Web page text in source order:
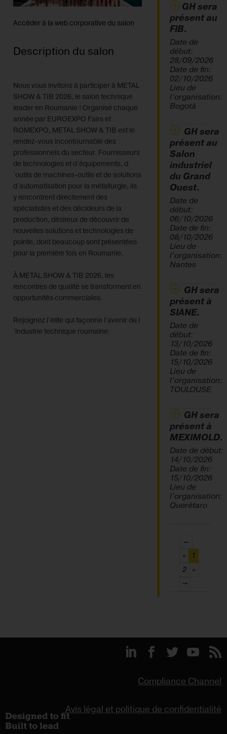
Accéder à la web corporative du salon
Description du salon
Nous vous invitons à participer à METAL
SHOW & TIB 2026, le salon technique
leader en Roumanie ! Organisé chaque
année par EUROEXPO Fairs et
ROMEXPO, METAL SHOW & TIB est le
rendez-vous incontournable des
professionnels du secteur. Fournisseurs
de technologies et d´équipements, d
´outils de machines-outils et de solutions
d´automatisation pour la métallurgie, ils
y rencontrent directement des
spécialistes et des décideurs de la
production, désireux de découvrir de
nouvelles solutions et technologies de
pointe, dont beaucoup sont présentées
pour la première fois en Roumanie.
À METAL SHOW & TIB 2026, les
rencontres de qualité se transforment en
opportunités commerciales.
Rejoignez l´élite qui façonne l´avenir de l
´industrie technique roumaine.
GH sera
présent au
FIB.
Date de
début:
28/09/2026
Date de fin:
02/10/2026
Lieu de
l’organisation:
Bogotá
GH sera
présent au
Salon
industriel
du Grand
Ouest.
Date de
début:
06/10/2026
Date de fin:
08/10/2026
Lieu de
l’organisation:
Nantes
GH sera
présent à
SIANE.
Date de
début:
13/10/2026
Date de fin:
15/10/2026
Lieu de
l’organisation:
TOULOUSE
GH sera
présent à
MEXIMOLD.
Date de début:
14/10/2026
Date de fin:
15/10/2026
Lieu de
l’organisation:
Querétaro
←
«
1
2 »
→
Compliance Channel
Avis légal et politique de confidentialité